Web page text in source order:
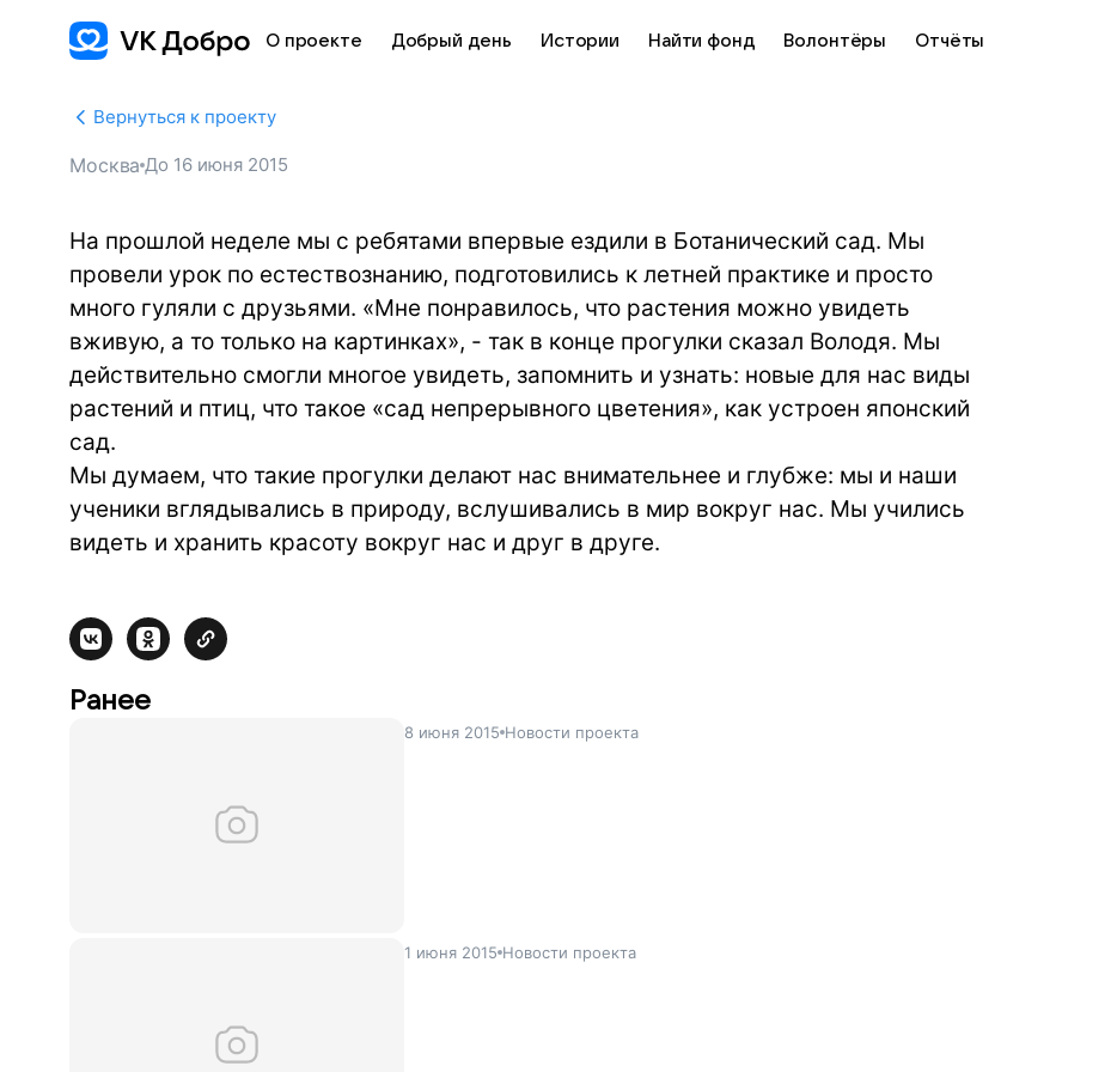
О проекте Добрый день Истории Найти фонд Волонтёры Отчёты
Вернуться к проекту
Москва До 16 июня 2015
На прошлой неделе мы с ребятами впервые ездили в Ботанический сад. Мы
провели урок по естествознанию, подготовились к летней практике и просто
много гуляли с друзьями. «Мне понравилось, что растения можно увидеть
вживую, а то только на картинках», - так в конце прогулки сказал Володя. Мы
действительно смогли многое увидеть, запомнить и узнать: новые для нас виды
растений и птиц, что такое «сад непрерывного цветения», как устроен японский
сад.
Мы думаем, что такие прогулки делают нас внимательнее и глубже: мы и наши
ученики вглядывались в природу, вслушивались в мир вокруг нас. Мы учились
видеть и хранить красоту вокруг нас и друг в друге.
Ранее
8 июня 2015 Новости проекта
1 июня 2015 Новости проекта